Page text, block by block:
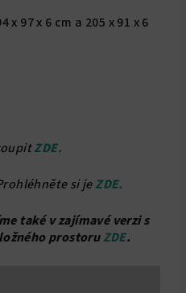
x 97 x 6 cm a 205 x 91 x 6
ZDE.
si jeZDE.
také v zajímavé verzi s
prostoruZDE.